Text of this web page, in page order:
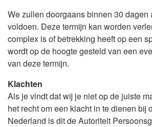
We zullen doorgaans binnen 30 dagen
voldoen. Deze termijn kan worden
complex is of betrekking heeft op een
wordt op de hoogte gesteld van een
van deze termijn.
Klachten
Als je vindt dat wij je niet op de juiste
het recht om een klacht in te dienen bij
Nederland is dit de Autoriteit